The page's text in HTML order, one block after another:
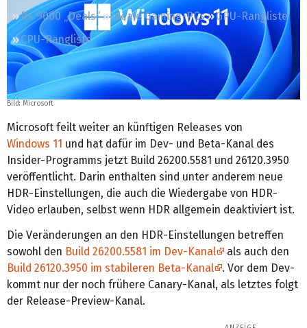
RX 9000 „Deals“
Ideale Gaming-PCs
GPU-Rangliste
CPU-Rangliste
Bild: Microsoft
Microsoft feilt weiter an künftigen Releases von
Windows 11 und hat dafür im Dev- und Beta-Kanal des
Insider-Programms jetzt Build 26200.5581 und 26120.3950
veröffentlicht. Darin enthalten sind unter anderem neue
HDR-Einstellungen, die auch die Wiedergabe von HDR-
Video erlauben, selbst wenn HDR allgemein deaktiviert ist.
Die Veränderungen an den HDR-Einstellungen betreffen
sowohl den Build 26200.5581 im Dev-Kanal
als auch den
Build 26120.3950 im stabileren Beta-Kanal
. Vor dem Dev-
kommt nur der noch frühere Canary-Kanal, als letztes folgt
der Release-Preview-Kanal.